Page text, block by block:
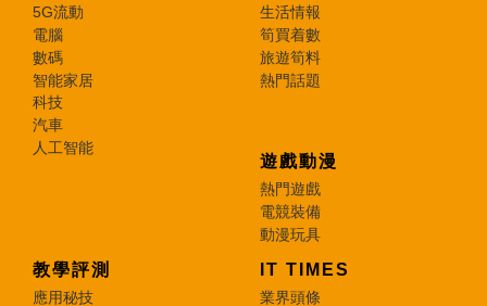
5G流動
電腦
數碼
智能家居
科技
汽車
人工智能
生活情報
筍買着數
旅遊筍料
熱門話題
遊戲動漫
熱門遊戲
電競裝備
動漫玩具
教學評測
應用秘技
IT TIMES
業界頭條